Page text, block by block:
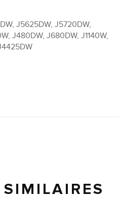
J5625DW, J5720DW,
J480DW, J680DW, J1140W,